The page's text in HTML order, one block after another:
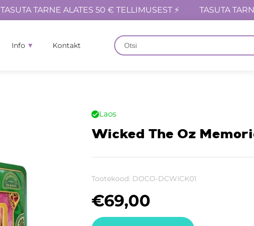
TASUTA TARNE ALATES 50 € TELLIMUSEST ⚡ TASUTA
Info Kontakt
Laos
Wicked The Oz
Tootekood: DOCO-DCWICK01
€69,00